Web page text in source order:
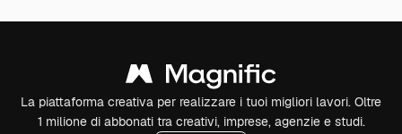
La piattaforma creativa per realizzare i tuoi migliori lavori. Oltre
1 milione di abbonati tra creativi, imprese, agenzie e studi.